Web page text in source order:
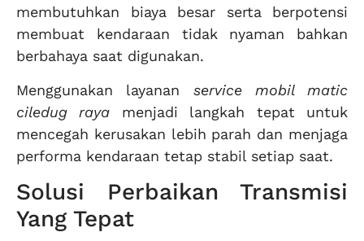
membutuhkan biaya besar serta berpotensi
membuat kendaraan tidak nyaman bahkan
berbahaya saat digunakan.
Menggunakan layanan service mobil matic
ciledug raya menjadi langkah tepat untuk
mencegah kerusakan lebih parah dan menjaga
performa kendaraan tetap stabil setiap saat.
Solusi Perbaikan Transmisi
Yang Tepat